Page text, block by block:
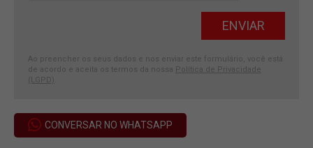
Ao preencher os seus dados e nos enviar este formulário, você está
de acordo e aceita os termos da nossa Política de Privacidade
(LGPD)
CONVERSAR NO WHATSAPP